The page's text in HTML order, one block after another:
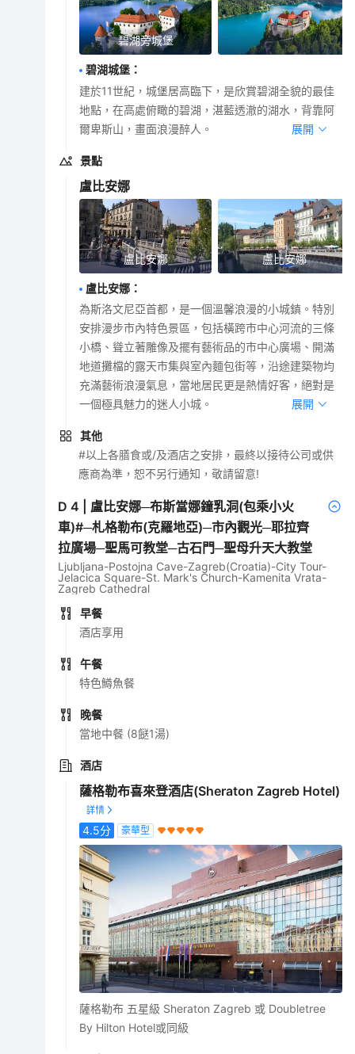
碧湖旁城堡
碧湖城堡 ：
建於11世紀，城堡居高臨下，是欣賞碧湖全貌的最佳
地點，在高處俯瞰的碧湖，湛藍透澈的湖水，背靠阿
爾卑斯山，畫面浪漫醉人。
展開
景點
盧比安娜
盧比安娜 盧比安娜
盧比安娜 ：
為斯洛文尼亞首都，是一個溫馨浪漫的小城鎮。特別
安排漫步市內特色景區，包括橫跨市中心河流的三條
小橋、聳立著雕像及擺有藝術品的市中心廣場、開滿
地道攤檔的露天市集與室內麵包街等，沿途建築物均
充滿藝術浪漫氣息，當地居民更是熱情好客，絕對是
一個極具魅力的迷人小城。
展開
其他
#以上各膳食或/及酒店之安排，最終以接待公司或供
應商為準，恕不另行通知，敬請留意!
D4
盧比安娜─布斯當娜鐘乳洞(包乘小火
車)#─札格勒布(克羅地亞)─市內觀光─耶拉齊
拉廣場─聖馬可教堂─古石門─聖母升天大教堂
Ljubljana-Postojna Cave-Zagreb(Croatia)-City Tour-
Jelacica Square-St. Mark's Church-Kamenita Vrata-
Zagreb Cathedral
早餐
酒店享用
午餐
特色鱒魚餐
晚餐
當地中餐 (8餸1湯)
酒店
薩格勒布喜來登酒店(Sheraton Zagreb Hotel)
4.5分 豪華型
薩格勒布 五星級 Sheraton Zagreb 或 Doubletree
By Hilton Hotel或同級